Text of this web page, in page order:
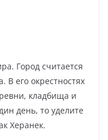
Город считается
В его окрестностях
кладбища и
день, то уделите
Херанек.